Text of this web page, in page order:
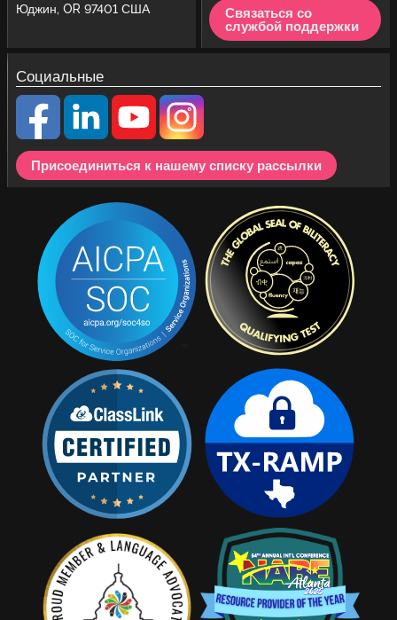
Юджин, OR 97401 США
Связаться со
службой поддержки
Социальные
Присоединиться к нашему списку рассылки